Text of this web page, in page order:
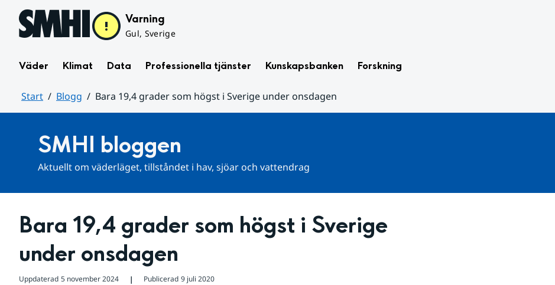
Hoppa till sidans innehåll Varning
Gul, Sverige
Väder Klimat Data Professionella tjänster Kunskapsbanken Forskning
Start Blogg
Bara 19,4 grader som högst i Sverige under onsdagen
SMHI bloggen
Aktuellt om väderläget, tillståndet i hav, sjöar och vattendrag
Bara 19,4 grader som högst i Sverige
under onsdagen
Uppdaterad 5 november 2024 ❘ Publicerad 9 juli 2020